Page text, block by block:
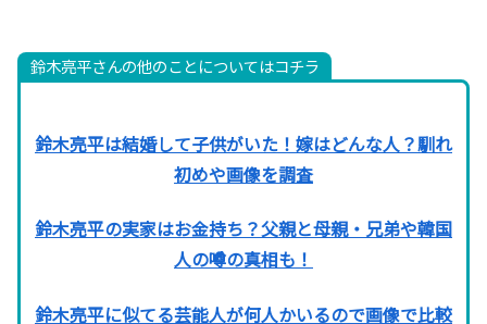
鈴木亮平さんの他のことについてはコチラ
鈴木亮平は結婚して子供がいた！嫁はどんな人？馴れ
初めや画像を調査
鈴木亮平の実家はお金持ち？父親と母親・兄弟や韓国
人の噂の真相も！
鈴木亮平に似てる芸能人が何人かいるので画像で比較